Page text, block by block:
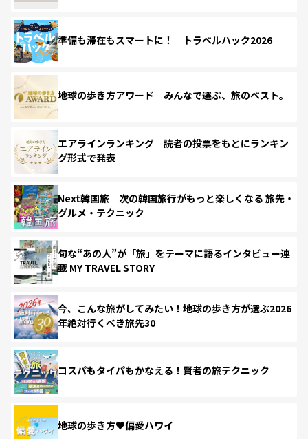
準備も滞在もスマートに！ トラベルハック2026
地球の歩き方アワード みんなで選ぶ、旅のベスト。
エアラインランキング 読者の投票をもとにランキン
グ形式で発表
Next韓国旅 次の韓国旅行がもっと楽しくなる 旅先・
グルメ・テクニック
旬な“あの人”が「旅」をテーマに語るインタビュー連
載 MY TRAVEL STORY
今、こんな旅がしてみたい！地球の歩き方が選ぶ2026
年絶対行くべき旅先30
コスパもタイパもかなえる！賢者の旅テクニック
地球の歩き方♥偏愛ハワイ